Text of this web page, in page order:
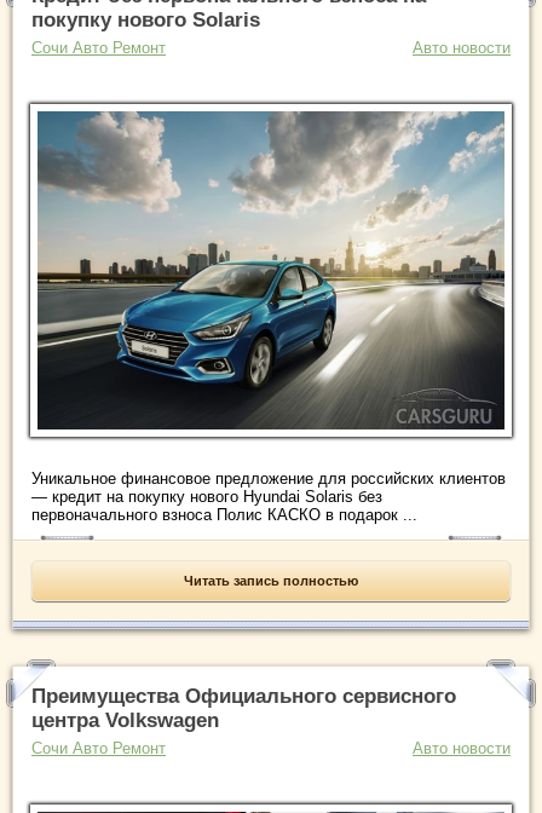
покупку нового Solaris
Сочи Авто Ремонт Авто новости
Уникальное финансовое предложение для российских клиентов
— кредит на покупку нового Hyundai Solaris без
первоначального взноса Полис КАСКО в подарок ...
Читать запись полностью
Преимущества Официального сервисного
центра Volkswagen
Сочи Авто Ремонт Авто новости